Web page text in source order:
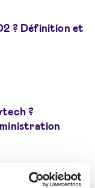
? Définition et
?